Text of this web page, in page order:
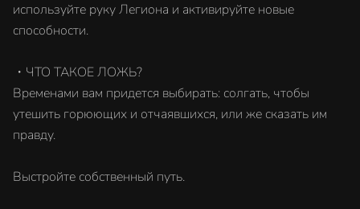
используйте руку Легиона и активируйте новые
способности.
・ЧТО ТАКОЕ ЛОЖЬ?
Временами вам придется выбирать: солгать, чтобы
утешить горюющих и отчаявшихся, или же сказать им
правду.
Выстройте собственный путь.